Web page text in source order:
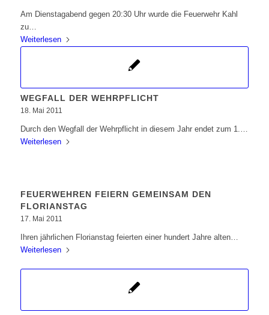
Am Dienstagabend gegen 20:30 Uhr wurde die Feuerwehr Kahl
zu…
Weiterlesen
WEGFALL DER WEHRPFLICHT
18. Mai 2011
Durch den Wegfall der Wehrpflicht in diesem Jahr endet zum 1.…
Weiterlesen
FEUERWEHREN FEIERN GEMEINSAM DEN
FLORIANSTAG
17. Mai 2011
Ihren jährlichen Florianstag feierten einer hundert Jahre alten…
Weiterlesen